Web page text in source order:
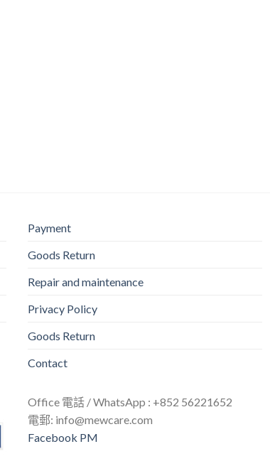
Payment
Goods Return
Repair and maintenance
Privacy Policy
Goods Return
Contact
Office 電話 / WhatsApp : +852 56221652
電郵: info@mewcare.com
Facebook PM